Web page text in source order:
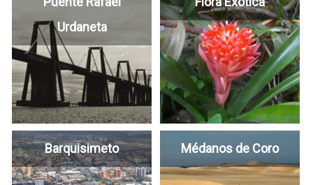
Urdaneta
Barquisimeto Médanos de Coro